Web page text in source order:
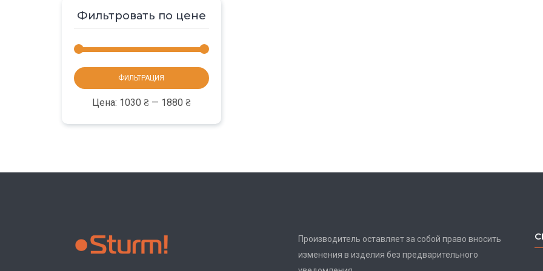
Фильтровать по цене
Минимальная
Максимальная
ФИЛЬТРАЦИЯ
Цена: 1030 ₴— 1880 ₴
Производитель оставляет за собой право вносить
изменения в изделия без предварительного